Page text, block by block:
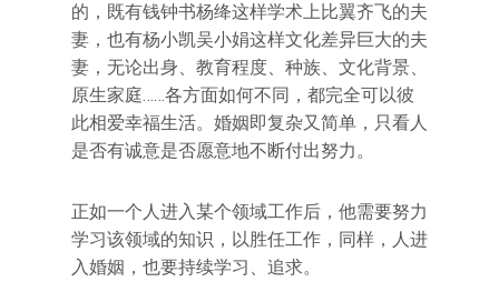
的，既有钱钟书杨绛这样学术上比翼齐飞的夫
妻，也有杨小凯吴小娟这样文化差异巨大的夫
妻，无论出身、教育程度、种族、文化背景、
原生家庭……各方面如何不同，都完全可以彼
此相爱幸福生活。婚姻即复杂又简单，只看人
是否有诚意是否愿意地不断付出努力。
正如一个人进入某个领域工作后，他需要努力
学习该领域的知识，以胜任工作，同样，人进
入婚姻，也要持续学习、追求。